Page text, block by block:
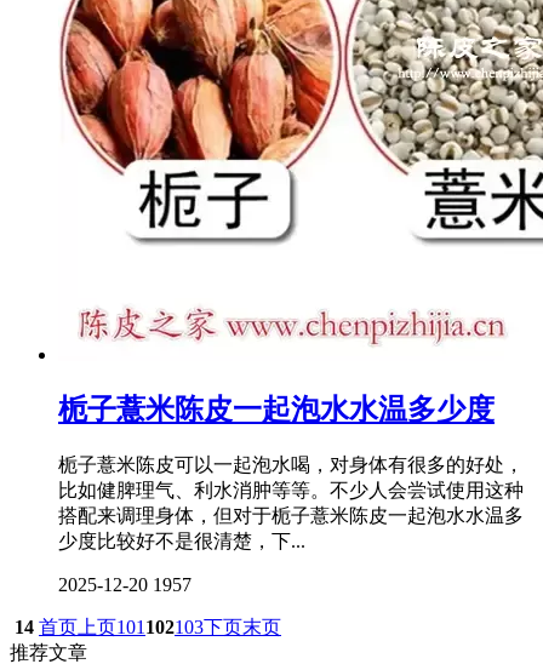
栀子薏米陈皮一起泡水水温多少度
栀子薏米陈皮可以一起泡水喝，对身体有很多的好处，
比如健脾理气、利水消肿等等。不少人会尝试使用这种
搭配来调理身体，但对于栀子薏米陈皮一起泡水水温多
少度比较好不是很清楚，下...
2025-12-20 1957
14 首页 上页101 102103下页末页
推荐文章